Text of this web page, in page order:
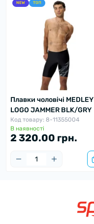
NEW ТОП
Плавки чоловічі MEDLEY
LOGO JAMMER BLK/GRY
Код товару: 8-11355004
В наявності
2 320.00 грн.